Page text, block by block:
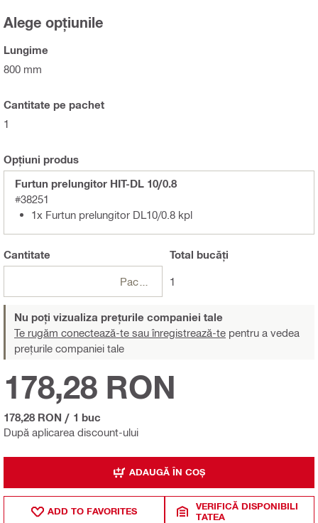
Alege opțiunile
Lungime
800 mm
Cantitate pe pachet
1
Opțiuni produs
Furtun prelungitor HIT-DL 10/0.8
#38251
1x Furtun prelungitor DL10/0.8 kpl
Cantitate Total bucăți
1
Nu poți vizualiza prețurile companiei tale
Te rugăm conectează-te sau înregistrează-te pentru a vedea
prețurile companiei tale
După aplicarea discount-ului
178,28 RON
178,28 RON / 1 buc
ADAUGĂ ÎN COȘ
ADD TO FAVORITES
VERIFICĂ DISPONIBILI
TATEA